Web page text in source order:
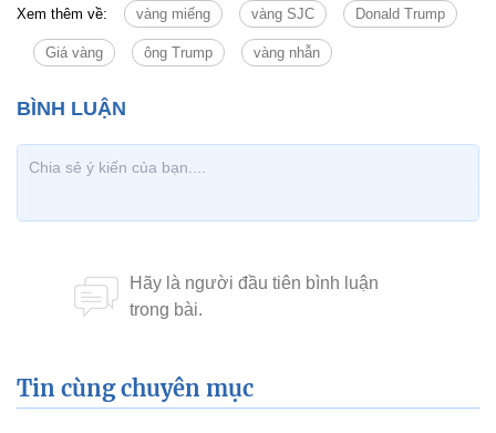
Xem thêm về: vàng miếng vàng SJC Donald Trump
Giá vàng ông Trump vàng nhẫn
Tin cùng chuyên mục